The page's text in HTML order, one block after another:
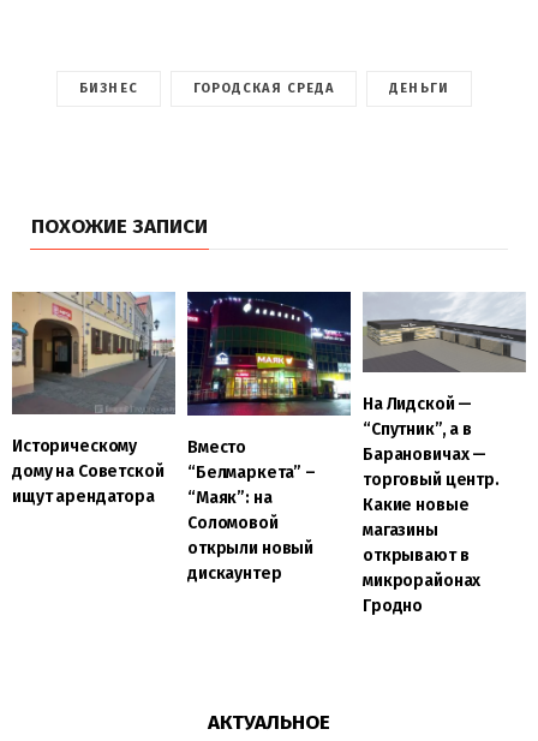
БИЗНЕС ГОРОДСКАЯ СРЕДА ДЕНЬГИ
ПОХОЖИЕ ЗАПИСИ
Историческому
дому на Советской
ищут арендатора
Вместо
“Белмаркета” –
“Маяк”: на
Соломовой
открыли новый
дискаунтер
На Лидской —
“Спутник”, а в
Барановичах —
торговый центр.
Какие новые
магазины
открывают в
микрорайонах
Гродно
АКТУАЛЬНОЕ